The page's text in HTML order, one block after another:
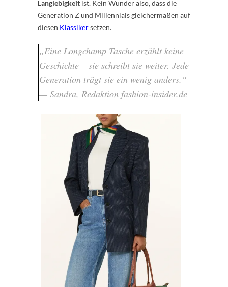
Langlebigkeit ist. Kein Wunder also, dass die
Generation Z und Millennials gleichermaßen auf
diesen Klassikersetzen.
„Eine Longchamp Tasche erzählt keine
Geschichte – sie schreibt sie weiter. Jede
Generation trägt sie ein wenig anders.“
— Sandra, Redaktion fashion-insider.de